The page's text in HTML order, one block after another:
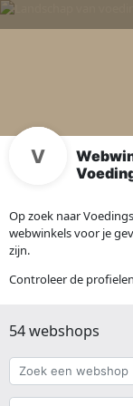
Op zoek naar
webwinkels voor je
zijn.
Controleer de
54 webshops
Zoek
een
webshop